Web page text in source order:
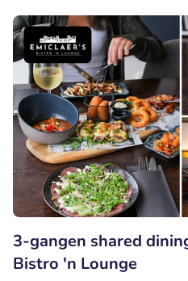
3-gangen shared
Bistro 'n Lounge